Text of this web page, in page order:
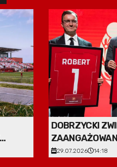
DOBRZYCKI
WIDZEW
29.07.2026 14:18